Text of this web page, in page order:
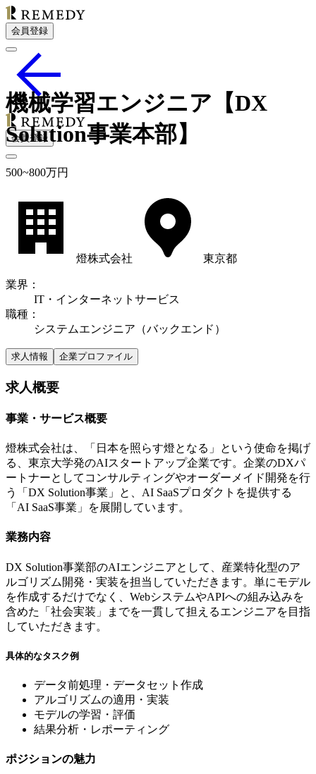
会員登録
会員登録
機械学習エンジニア【DX
Solution事業本部】
500~800万円
燈株式会社 東京都
業界 ：
IT・インターネットサービス
職種 ：
システムエンジニア（バックエンド）
求人情報 企業プロファイル
求人概要
事業・サービス概要
燈株式会社は、「日本を照らす燈となる」という使命を掲げ
る、東京大学発のAIスタートアップ企業です。企業のDXパ
ートナーとしてコンサルティングやオーダーメイド開発を行
う「DX Solution事業」と、AI SaaSプロダクトを提供する
「AI SaaS事業」を展開しています。
業務内容
DX Solution事業部のAIエンジニアとして、産業特化型のア
ルゴリズム開発・実装を担当していただきます。単にモデル
を作成するだけでなく、WebシステムやAPIへの組み込みを
含めた「社会実装」までを一貫して担えるエンジニアを目指
していただきます。
具体的なタスク例
データ前処理・データセット作成
アルゴリズムの適用・実装
モデルの学習・評価
結果分析・レポーティング
ポジションの魅力